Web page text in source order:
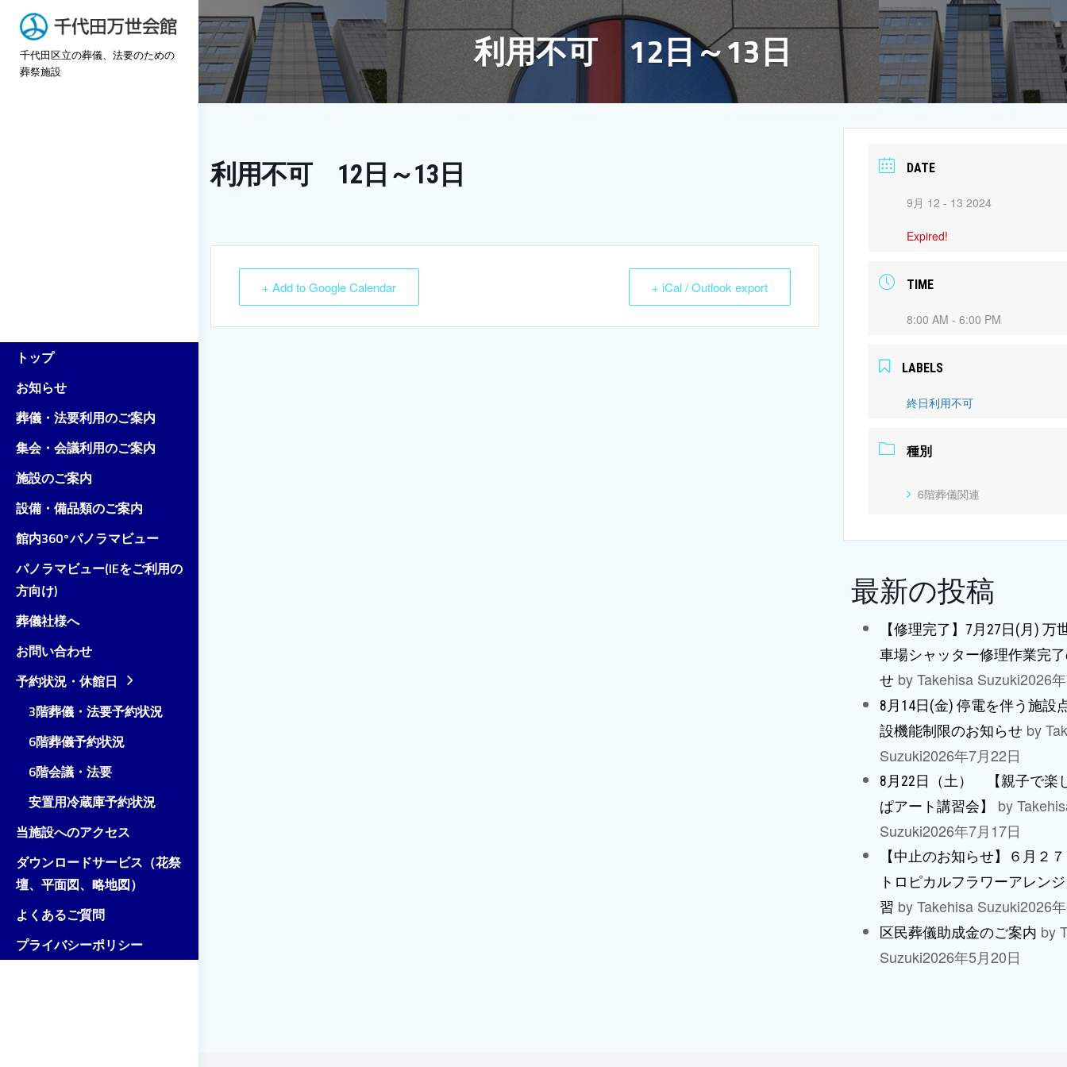
Skip
content
千代田区立の葬儀、法要のための
葬祭施設
トップ
お知らせ
葬儀・法要利用のご案内
集会・会議利用のご案内
施設のご案内
設備・備品類のご案内
館内360°パノラマビュー
パノラマビュー(IEをご利用の
方向け)
葬儀社様へ
お問い合わせ
予約状況・休館日
3階葬儀・法要予約状況
6階葬儀予約状況
6階会議・法要
安置用冷蔵庫予約状況
当施設へのアクセス
ダウンロードサービス（花祭
壇、平面図、略地図）
よくあるご質問
プライバシーポリシー
利用不可 12日～13日
利用不可 12日～13日
+ Add to Google Calendar + iCal / Outlook export
DATE
9月 12 - 13 2024
Expired!
TIME
8:00 AM - 6:00 PM
LABELS
終日利用不可
種別
6階葬儀関連
最新の投稿
【修理完了】7月27日(月) 万
車場シャッター修理作業完
せ by Takehisa Suzuki2026
8月14日(金) 停電を伴う施設
設機能制限のお知らせ by
Suzuki2026年7月22日
8月22日（土） 【親子で楽
ぱアート講習会】
by
Suzuki2026年7月17日
【中止のお知らせ】６月２
トロピカルフラワーアレン
習 by Takehisa Suzuki2026
区民葬儀助成金のご案内 by
Suzuki2026年5月20日